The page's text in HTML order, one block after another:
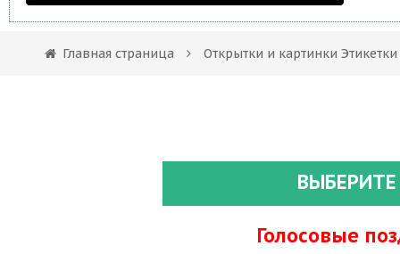
Главная страница Открытки и картинки
Голосовые